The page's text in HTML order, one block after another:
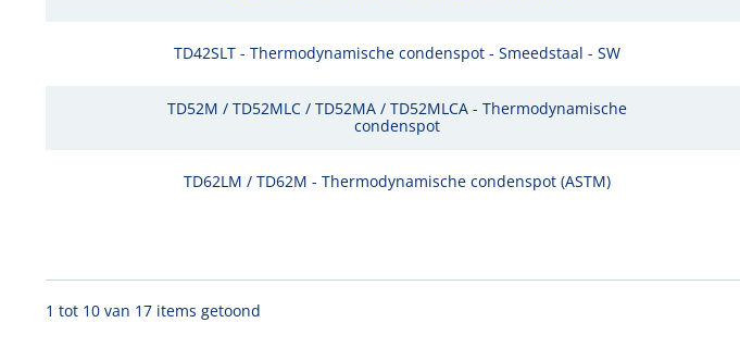
TD42SLT - Thermodynamische condenspot - Smeedstaal - SW
TD52M / TD52MLC / TD52MA / TD52MLCA - Thermodynamische
condenspot
TD62LM / TD62M - Thermodynamische condenspot (ASTM)
1 tot 10 van 17 items getoond